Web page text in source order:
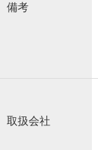
備考
取扱会社